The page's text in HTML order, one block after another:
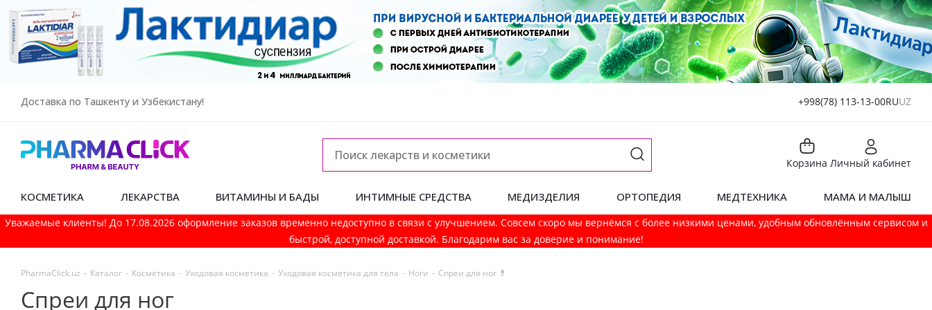
Доставка по Ташкенту и Узбекистану! +998(78) 113-13-00RUUZ
Корзина Личный кабинет
КОСМЕТИКА ЛЕКАРСТВА ВИТАМИНЫ И БАДЫ ИНТИМНЫЕ СРЕДСТВА МЕДИЗДЕЛИЯ ОРТОПЕДИЯ МЕДТЕХНИКА МАМА И МАЛЫШ
Уважаемые клиенты! До 17.08.2026 оформление заказов временно недоступно в связи с улучшением. Совсем скоро мы вернёмся с более низкими ценами, удобным обновлённым сервисом и
быстрой, доступной доставкой. Благодарим вас за доверие и понимание!
PharmaСlick.uz - Каталог - Косметика - Уходовая косметика - Уходовая косметика для тела - Ноги - Спреи для ног 💊
Спреи для ног